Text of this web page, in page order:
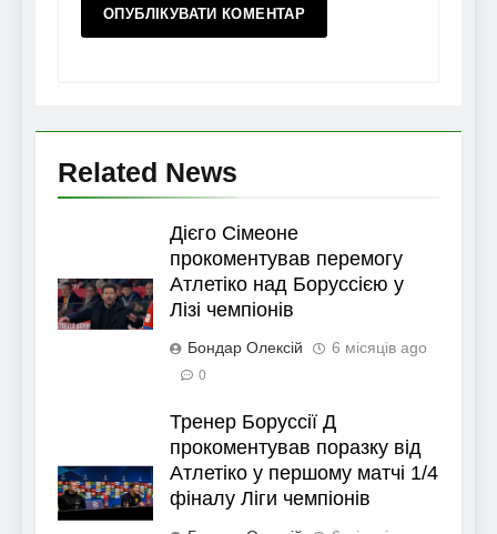
Related News
Дієго Сімеоне
прокоментував перемогу
Атлетіко над Боруссією у
Лізі чемпіонів
Бондар Олексій 6 місяців ago
0
Тренер Боруссії Д
прокоментував поразку від
Атлетіко у першому матчі 1/4
фіналу Ліги чемпіонів